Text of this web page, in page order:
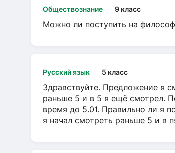
Обществознание 9 класс
Можно ли поступить на
Русский язык 5 класс
Здравствуйте. Предложение я
раньше 5 и в 5 я ещё смотрел.
время до 5.01. Правильно ли я
я начал смотреть раньше 5 и в